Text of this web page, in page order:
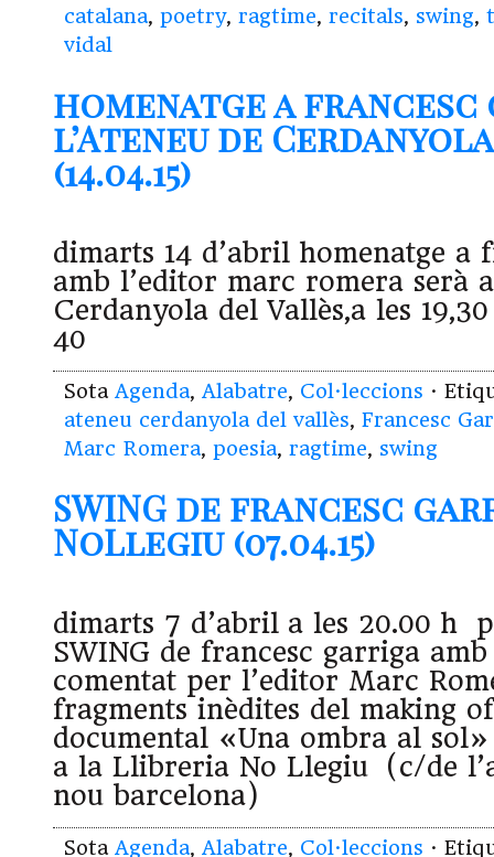
catalana, poetry, ragtime, recitals, swing,
vidal
homenatge a francesc
l’Ateneu de
(14.04.15)
dimarts 14 d’abril homenatge a
amb l’editor marc romera serà
Cerdanyola del Vallès,a les
40
Sota Agenda, Alabatre, Col·leccions ·
ateneu cerdanyola del vallès, Francesc
Marc Romera, poesia, ragtime, swing
SWING de francesc
NoLlegiu (07.04.15)
dimarts 7 d’abril a les 20.00 h
SWING de francesc garriga
comentat per l’editor Marc
fragments inèdites del making
documental «Una ombra al
a la Llibreria No Llegiu (c/de
nou barcelona)
Sota Agenda, Alabatre, Col·leccions ·